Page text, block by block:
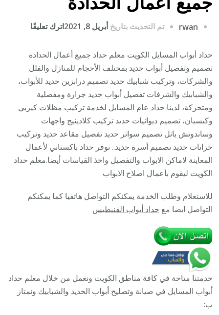
rwan تم التحديث بتاريخأبريل 8, 2021 اترك تعليقًا
أبواب
/
حداد
جميع
أعمال
حداد أبواب المسايل الكويت معلم حداد جميع أعمال الحدادة
تصميم وتفصيل أبواب حديد بمختلف الأحجام للمنازل والفلل
والشركات، وتركيب شبابيك حديد تصميم درابزين حديد للأبواب،
والشبابيك والشرفات تفصيل أبواب حديد جرارة ومفصلية
ومتحركة، لدينا حداد عام المسايل لخدمة تركيب مظلات كيربي
وكيسبان، تصميم ديوانيات حديد تركيب كلادينيج واجهات
وساندوتش بانل تصميم سواتر حديد تفصيل مقاعد حديد وتركيب
خزانات حديد تصميم أسرة حديد.. نوفر حداد باكستاني لأعمال
المعاينة لاماكن الابواب والتفصيل واخذ القياسات أيضا.معلم حداد
الكويت ليقوم بأعمال اصلاح الابواب
للاستعلام وطلب الخدمة يمكنكم التواصل هاتفيا كما يمكنكم
التواصل ايضا مع حداد أبواب الفنيطيس
خدمتنا متاحة في كافة مناطق الكويت ونعمل من خلال معلم حداد
أبواب المسايل في صيانة وتصليح أبواب الحديد والشبابيك ونمتاز
ب: